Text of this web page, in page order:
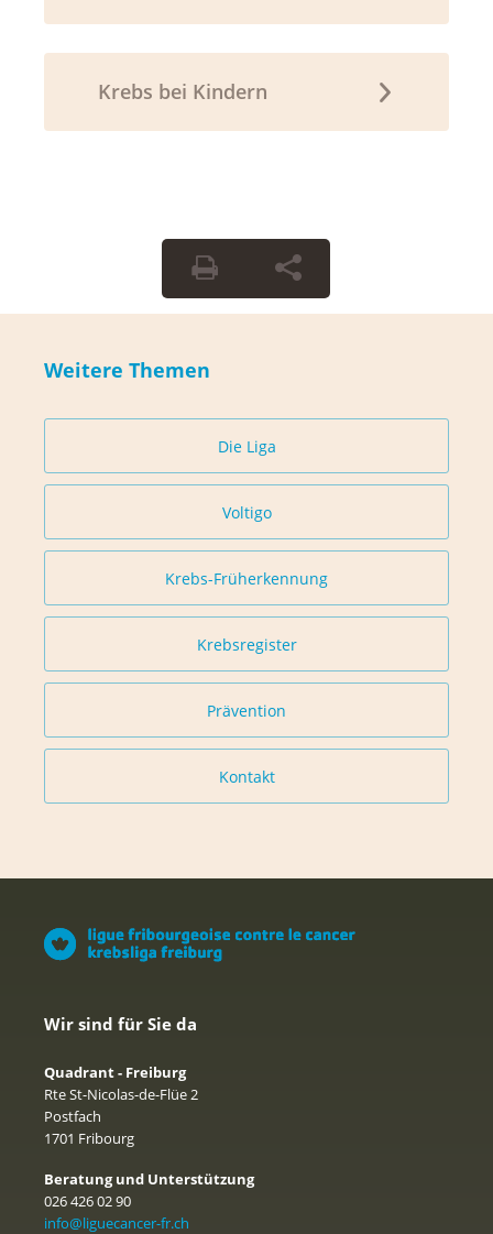
Krebs bei Kindern
Weitere Themen
Die Liga
Voltigo
Krebs-Früherkennung
Krebsregister
Prävention
Kontakt
Wir sind für Sie da
Quadrant - Freiburg
Rte St-Nicolas-de-Flüe 2
Postfach
1701 Fribourg
Beratung und Unterstützung
026 426 02 90
info@liguecancer-fr.ch